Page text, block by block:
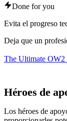
Done for you
Evita el progreso
Deja que un
The Ultimate OW2
Héroes de
Los héroes de